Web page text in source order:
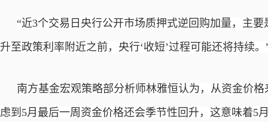
“近3个交易日央行公开市场质押式逆回购加量，主
升至政策利率附近之前，央行‘收短’过程可能还将持续
南方基金宏观策略部分析师林雅恒认为，从资金价格
虑到5月最后一周资金价格还会季节性回升，这意味着5